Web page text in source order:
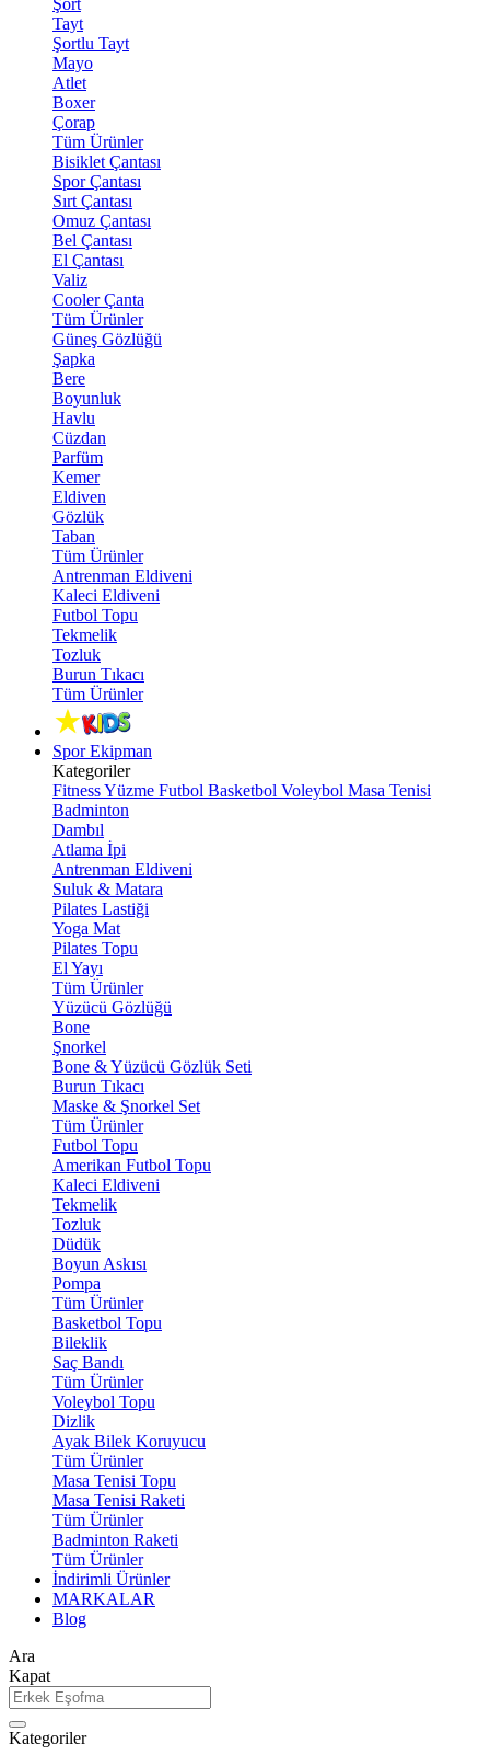
Şort
Tayt
Şortlu Tayt
Mayo
Atlet
Boxer
Çorap
Tüm Ürünler
Bisiklet Çantası
Spor Çantası
Sırt Çantası
Omuz Çantası
Bel Çantası
El Çantası
Valiz
Cooler Çanta
Tüm Ürünler
Güneş Gözlüğü
Şapka
Bere
Boyunluk
Havlu
Cüzdan
Parfüm
Kemer
Eldiven
Gözlük
Taban
Tüm Ürünler
Antrenman Eldiveni
Kaleci Eldiveni
Futbol Topu
Tekmelik
Tozluk
Burun Tıkacı
Tüm Ürünler
Spor Ekipman
Kategoriler
FitnessYüzme Futbol Basketbol Voleybol Masa Tenisi
Badminton
Dambıl
Atlama İpi
Antrenman Eldiveni
Suluk & Matara
Pilates Lastiği
Yoga Mat
Pilates Topu
El Yayı
Tüm Ürünler
Yüzücü Gözlüğü
Bone
Şnorkel
Bone & Yüzücü Gözlük Seti
Burun Tıkacı
Maske & Şnorkel Set
Tüm Ürünler
Futbol Topu
Amerikan Futbol Topu
Kaleci Eldiveni
Tekmelik
Tozluk
Düdük
Boyun Askısı
Pompa
Tüm Ürünler
Basketbol Topu
Bileklik
Saç Bandı
Tüm Ürünler
Voleybol Topu
Dizlik
Ayak Bilek Koruyucu
Tüm Ürünler
Masa Tenisi Topu
Masa Tenisi Raketi
Tüm Ürünler
Badminton Raketi
Tüm Ürünler
İndirimli Ürünler
MARKALAR
Blog
Ara
Kapat
Kategoriler